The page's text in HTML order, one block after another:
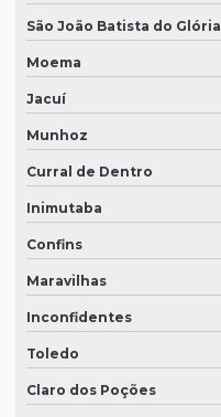
São João Batista do Glória
Moema
Jacuí
Munhoz
Curral de Dentro
Inimutaba
Confins
Maravilhas
Inconfidentes
Toledo
Claro dos Poções